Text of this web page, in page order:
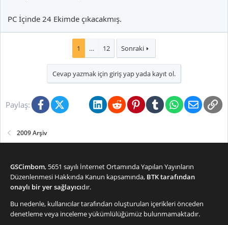
PC İçinde 24 Ekimde çıkacakmış.
1 … 12 Sonraki
Cevap yazmak için giriş yap yada kayıt ol.
Paylaş: FacebookX (Twitter)BlueskyLinkedInRedditPinterestTumblrWhatsApp
E-posta
2009 Arşiv
GSCimbom, 5651 sayılı İnternet Ortamında Yapılan Yayınların
Düzenlenmesi Hakkında Kanun kapsamında, BTK tarafından
onaylı bir yer sağlayıcıdır.
Bu nedenle, kullanıcılar tarafından oluşturulan içerikleri önceden
denetleme veya inceleme yükümlülüğümüz bulunmamaktadır.